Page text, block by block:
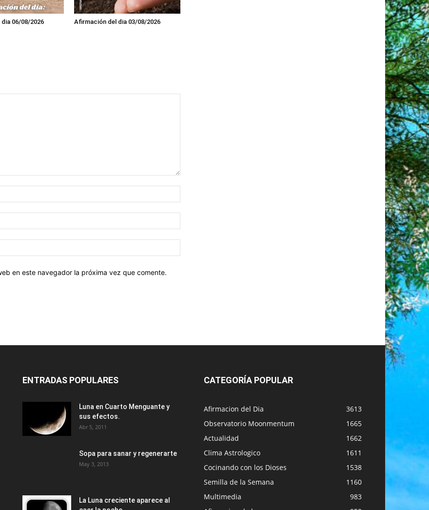
06/08/2026 Afirmación del dia 03/08/2026
en este navegador la próxima vez que comente.
ENTRADAS POPULARES
Luna en Cuarto Menguante y
sus efectos.
Abr 5, 2011
Sopa para sanar y regenerarte
May 3, 2013
La Luna creciente aparece al
CATEGORÍA POPULAR
Afirmacion del Dia
3613
Observatorio Moonmentum
1665
Actualidad
1662
Clima Astrologico
1611
Cocinando con los Dioses
1538
Semilla de la Semana
1160
Multimedia
983